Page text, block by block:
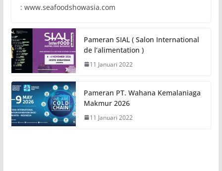
: www.seafoodshowasia.com
Pameran SIAL ( Salon International
de l’alimentation )
11 Januari 2022
Pameran PT. Wahana Kemalaniaga
Makmur 2026
11 Januari 2022